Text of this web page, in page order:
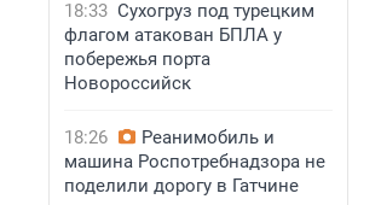
18:33 Сухогруз под турецким
флагом атакован БПЛА у
побережья порта
Новороссийск
18:26
Реанимобиль и
машина Роспотребнадзора не
поделили дорогу в Гатчине